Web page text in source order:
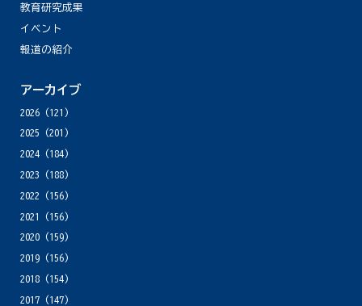
教育研究成果
イベント
報道の紹介
アーカイブ
2026(121)
2025 (201)
2024(184)
2023 (188)
2022 (156)
2021
(156)
2020(159)
2019(156)
2018(154)
2017(147)